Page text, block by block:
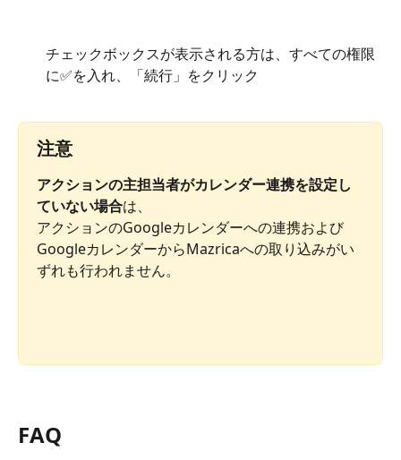
チェックボックスが表示される方は、すべての権限
に✅を入れ、「続行」をクリック
注意
アクションの主担当者がカレンダー連携を設定し
ていない場合は、
アクションのGoogleカレンダーへの連携および
GoogleカレンダーからMazricaへの取り込みがい
ずれも行われません。
FAQ